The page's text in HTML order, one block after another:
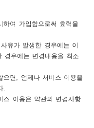
하여 가입함으로써 효력을
유가 발생한 경우에는 이
경우에는 변경내용을 최소
으면, 언제나 서비스 이용을
.
스 이용은 약관의 변경사항